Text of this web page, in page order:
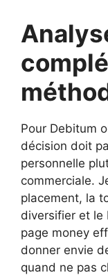
Pour Debitum
décision doit
personnelle
commerciale.
placement, la
diversifier et le
page money
donner envie
quand ne pas